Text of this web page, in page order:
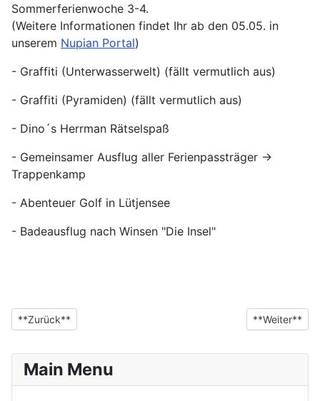
Sommerferienwoche 3-4.
(Weitere Informationen findet Ihr ab den 05.05. in
unserem Nupian Portal)
- Graffiti (Unterwasserwelt) (fällt vermutlich aus)
- Graffiti (Pyramiden) (fällt vermutlich aus)
- Dino´s Herrman Rätselspaß
- Gemeinsamer Ausflug aller Ferienpassträger ->
Trappenkamp
- Abenteuer Golf in Lütjensee
- Badeausflug nach Winsen "Die Insel"
**Vorheriger Beitrag: Sommerferien Woche 5 & 6**
**Zurück** **Nächster
**Weiter**
Main Menu